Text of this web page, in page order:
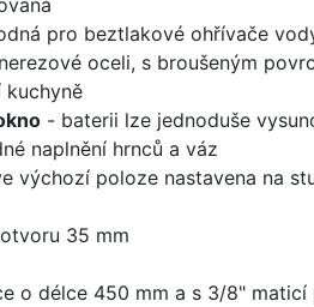
pro beztlakové ohřívače
oceli, s broušeným
kuchyně
- baterii lze jednoduše
naplnění hrnců a váz
výchozí poloze nastavena na
35 mm
o délce 450 mm a s 3/8"